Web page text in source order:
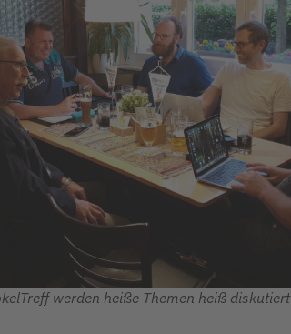
werden heiße Themen heiß diskutiert